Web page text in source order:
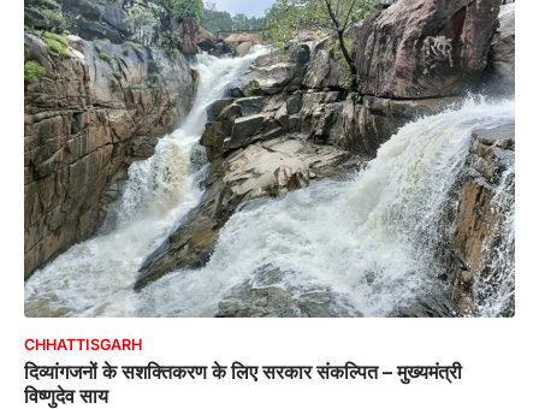
CHHATTISGARH
दिव्यांगजनों के सशक्तिकरण के लिए सरकार संकल्पित – मुख्यमंत्री
विष्णुदेव साय